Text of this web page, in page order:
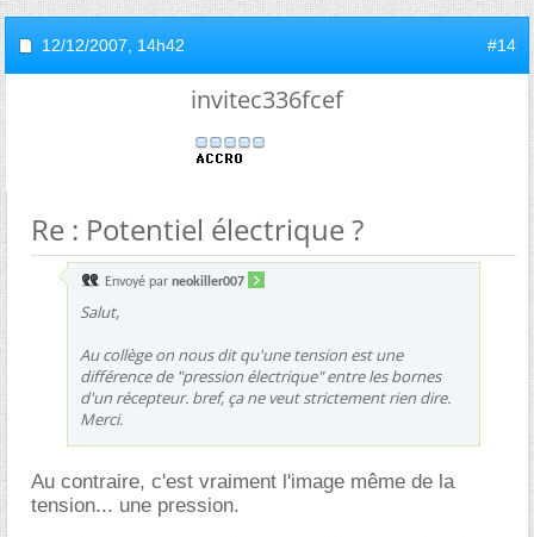
12/12/2007, 14h42 #14
invitec336fcef
Re : Potentiel électrique ?
Envoyé par neokiller007
Salut,
Au collège on nous dit qu'une tension est une
différence de "pression électrique" entre les bornes
d'un récepteur. bref, ça ne veut strictement rien dire.
Merci.
Au contraire, c'est vraiment l'image même de la
tension... une pression.